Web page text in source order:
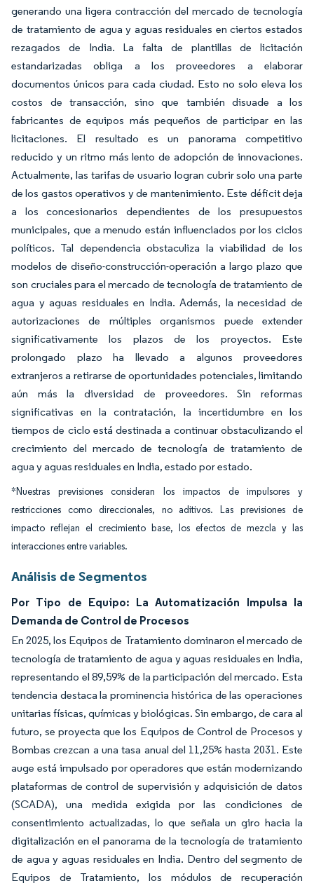
generando una ligera contracción del mercado de tecnología
de tratamiento de agua y aguas residuales en ciertos estados
rezagados de India. La falta de plantillas de licitación
estandarizadas obliga a los proveedores a elaborar
documentos únicos para cada ciudad. Esto no solo eleva los
costos de transacción, sino que también disuade a los
fabricantes de equipos más pequeños de participar en las
licitaciones. El resultado es un panorama competitivo
reducido y un ritmo más lento de adopción de innovaciones.
Actualmente, las tarifas de usuario logran cubrir solo una parte
de los gastos operativos y de mantenimiento. Este déficit deja
a los concesionarios dependientes de los presupuestos
municipales, que a menudo están influenciados por los ciclos
políticos. Tal dependencia obstaculiza la viabilidad de los
modelos de diseño-construcción-operación a largo plazo que
son cruciales para el mercado de tecnología de tratamiento de
agua y aguas residuales en India. Además, la necesidad de
autorizaciones de múltiples organismos puede extender
significativamente los plazos de los proyectos. Este
prolongado plazo ha llevado a algunos proveedores
extranjeros a retirarse de oportunidades potenciales, limitando
aún más la diversidad de proveedores. Sin reformas
significativas en la contratación, la incertidumbre en los
tiempos de ciclo está destinada a continuar obstaculizando el
crecimiento del mercado de tecnología de tratamiento de
agua y aguas residuales en India, estado por estado.
*Nuestras previsiones consideran los impactos de impulsores y
restricciones como direccionales, no aditivos. Las previsiones de
impacto reflejan el crecimiento base, los efectos de mezcla y las
interacciones entre variables.
Análisis de Segmentos
Por Tipo de Equipo: La Automatización Impulsa la
Demanda de Control de Procesos
En 2025, los Equipos de Tratamiento dominaron el mercado de
tecnología de tratamiento de agua y aguas residuales en India,
representando el 89,59% de la participación del mercado. Esta
tendencia destaca la prominencia histórica de las operaciones
unitarias físicas, químicas y biológicas. Sin embargo, de cara al
futuro, se proyecta que los Equipos de Control de Procesos y
Bombas crezcan a una tasa anual del 11,25% hasta 2031. Este
auge está impulsado por operadores que están modernizando
plataformas de control de supervisión y adquisición de datos
(SCADA), una medida exigida por las condiciones de
consentimiento actualizadas, lo que señala un giro hacia la
digitalización en el panorama de la tecnología de tratamiento
de agua y aguas residuales en India. Dentro del segmento de
Equipos de Tratamiento, los módulos de recuperación